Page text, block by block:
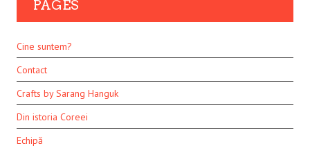
PAGES
Cine suntem?
Contact
Crafts by Sarang Hanguk
Din istoria Coreei
Echipă